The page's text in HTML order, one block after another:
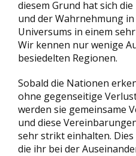
diesem Grund hat sich
und der Wahrnehmung
Universums in einem
Wir kennen nur wenige
besiedelten Regionen.
Sobald die Nationen
ohne gegenseitige
werden sie gemeinsame
und diese
sehr strikt einhalten.
die ihr bei der